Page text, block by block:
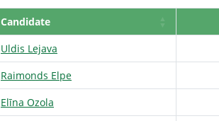
Candidate
Uldis Lejava
Raimonds Elpe
Elīna Ozola